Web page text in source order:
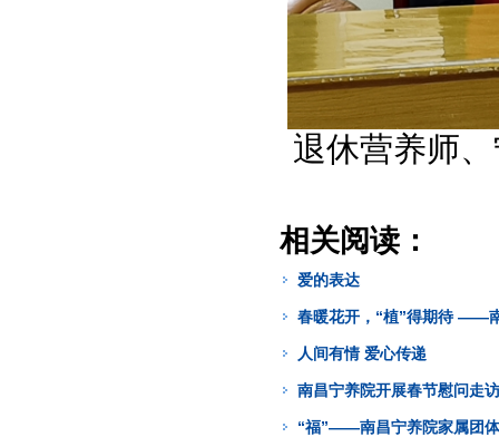
退休营养师
相关阅读：
爱的表达
春暖花开，“植”得期待 ——
人间有情 爱心传递
南昌宁养院开展春节慰问走
“福”——南昌宁养院家属团